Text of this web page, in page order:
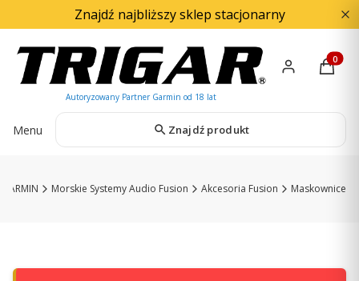
Znajdź najbliższy sklep stacjonarny
Menu Znajdź produkt
GARMIN Morskie Systemy Audio Fusion Akcesoria Fusion Maskownice